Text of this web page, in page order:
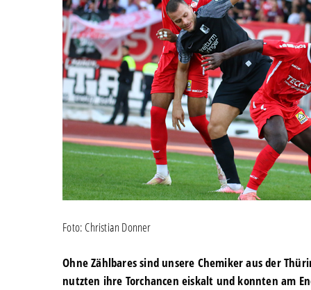
Foto: Christian Donner
Ohne Zählbares sind unsere Chemiker aus der
nutzten ihre Torchancen eiskalt und konnten am